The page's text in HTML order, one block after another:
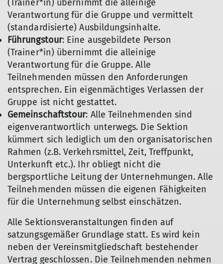
(Trainer*in) übernimmt die alleinige
Verantwortung für die Gruppe und vermittelt
(standardisierte) Ausbildungsinhalte.
Führungstour: Eine ausgebildete Person
(Trainer*in) übernimmt die alleinige
Verantwortung für die Gruppe. Alle
Teilnehmenden müssen den Anforderungen
entsprechen. Ein eigenmächtiges Verlassen der
Gruppe ist nicht gestattet.
Gemeinschaftstour: Alle Teilnehmenden sind
eigenverantwortlich unterwegs. Die Sektion
kümmert sich lediglich um den organisatorischen
Rahmen (z.B. Verkehrsmittel, Zeit, Treffpunkt,
Unterkunft etc.). Ihr obliegt nicht die
bergsportliche Leitung der Unternehmungen. Alle
Teilnehmenden müssen die eigenen Fähigkeiten
für die Unternehmung selbst einschätzen.
Alle Sektionsveranstaltungen finden auf
satzungsgemäßer Grundlage statt. Es wird kein
neben der Vereinsmitgliedschaft bestehender
Vertrag geschlossen. Die Teilnehmenden nehmen